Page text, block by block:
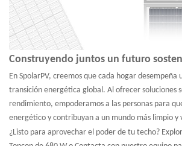
Construyendo juntos un futuro
En SpolarPV, creemos que cada hogar desempeña
transición energética global. Al ofrecer soluciones
rendimiento, empoderamos a las personas para
energético y contribuyan a un mundo más limpio y
¿Listo para aprovechar el poder de tu techo?